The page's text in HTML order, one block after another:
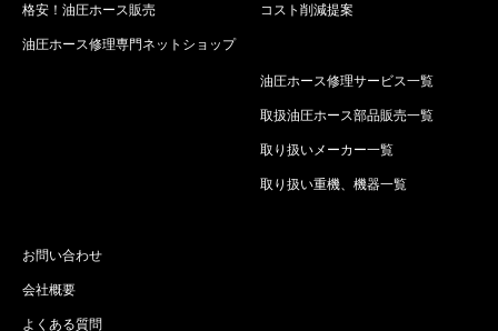
格安！油圧ホース販売
油圧ホース修理専門ネットショップ
コスト削減提案
油圧ホース修理サービス一覧
取扱油圧ホース部品販売一覧
取り扱いメーカー一覧
取り扱い重機、機器一覧
お問い合わせ
会社概要
よくある質問